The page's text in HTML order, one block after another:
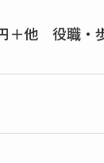
＋他 役職・